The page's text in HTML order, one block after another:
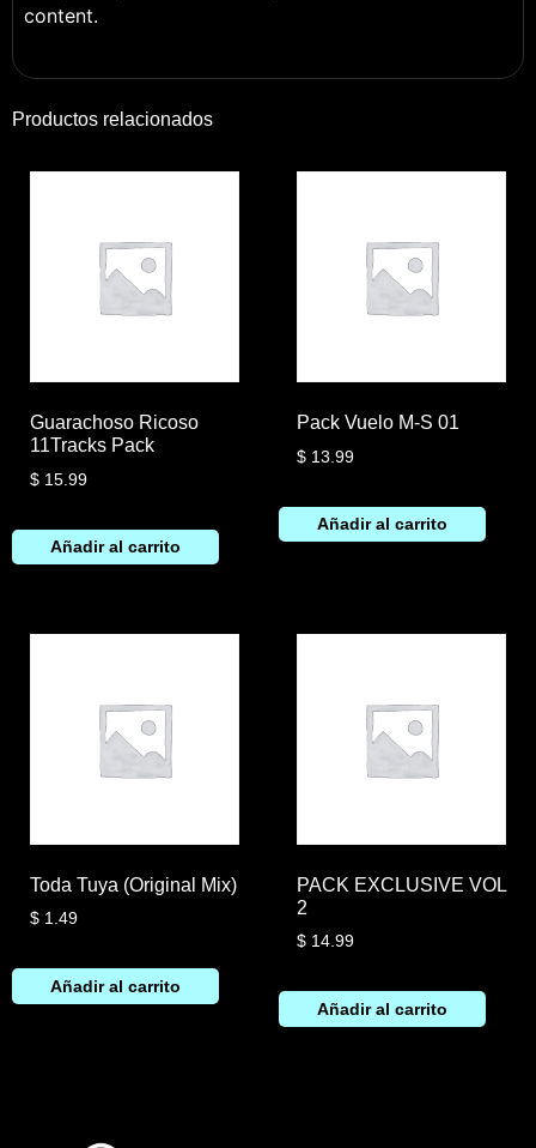
content.
Productos relacionados
Guarachoso Ricoso
11Tracks Pack
$ 15.99
Añadir al carrito
Pack Vuelo M-S 01
$13.99
Añadir al carrito
Toda Tuya (Original Mix)
$ 1.49
Añadir al carrito
PACK EXCLUSIVE VOL
2
$14.99
Añadir al carrito